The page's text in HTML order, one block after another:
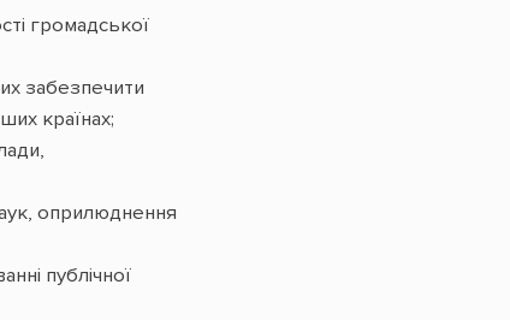
громадської
забезпечити
країнах;
оприлюднення
публічної